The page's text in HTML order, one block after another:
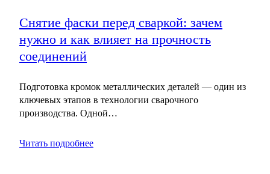
Снятие фаски перед сваркой: зачем
нужно и как влияет на прочность
соединений
Подготовка кромок металлических деталей — один из
ключевых этапов в технологии сварочного
производства. Одной…
Читать подробнее